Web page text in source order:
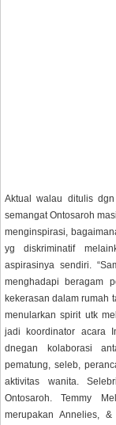
Aktual walau ditulis
semangat Ontosaroh
menginspirasi,
yg diskriminatif
aspirasinya sendiri.
menghadapi beragam
kekerasan dalam rumah
menularkan spirit utk
jadi koordinator acara
dnegan kolaborasi
pematung, seleb,
aktivitas wanita.
Ontosaroh. Temmy
merupakan Annelies,